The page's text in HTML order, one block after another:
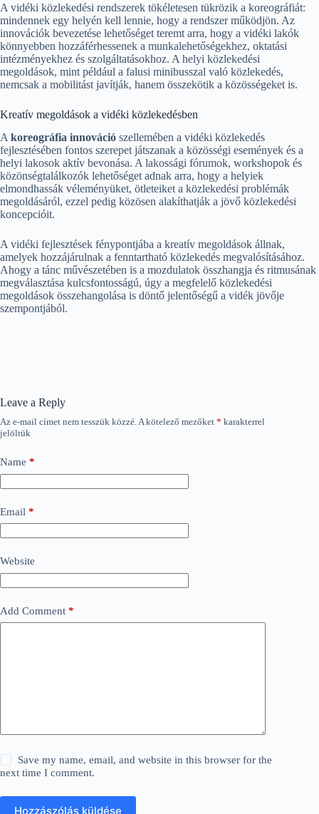
A vidéki közlekedési rendszerek tökéletesen tükrözik a koreográfiát:
mindennek egy helyén kell lennie, hogy a rendszer működjön. Az
innovációk bevezetése lehetőséget teremt arra, hogy a vidéki lakók
könnyebben hozzáférhessenek a munkalehetőségekhez, oktatási
intézményekhez és szolgáltatásokhoz. A helyi közlekedési
megoldások, mint például a falusi minibusszal való közlekedés,
nemcsak a mobilitást javítják, hanem összekötik a közösségeket is.
Kreatív megoldások a vidéki közlekedésben
Akoreográfia innováció szellemében a vidéki közlekedés
fejlesztésében fontos szerepet játszanak a közösségi események és a
helyi lakosok aktív bevonása. A lakossági fórumok, workshopok és
közönségtalálkozók lehetőséget adnak arra, hogy a helyiek
elmondhassák véleményüket, ötleteiket a közlekedési problémák
megoldásáról, ezzel pedig közösen alakíthatják a jövő közlekedési
koncepcióit.
A vidéki fejlesztések fénypontjába a kreatív megoldások állnak,
amelyek hozzájárulnak a fenntartható közlekedés megvalósításához.
Ahogy a tánc művészetében is a mozdulatok összhangja és ritmusának
megválasztása kulcsfontosságú, úgy a megfelelő közlekedési
megoldások összehangolása is döntő jelentőségű a vidék jövője
szempontjából.
Leave a Reply
Az e-mail címet nem tesszük közzé.A kötelező mezőket * karakterrel
jelöltük
Name *
Email *
Website
Add Comment *
Save my name, email, and website in this browser for the
next time I comment.
Hozzászólás küldése